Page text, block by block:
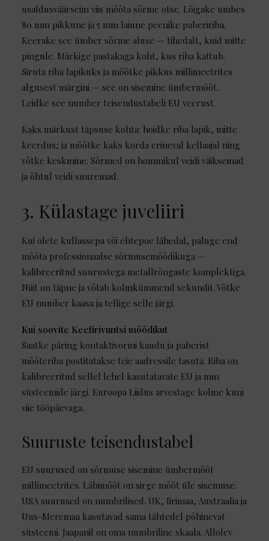
usaldusväärseim viis mõõta sõrme otse. Lõigake umbes
80 mm pikkune ja 5 mm laiune peenike pabeririba.
Keerake see ümber sõrme aluse — tihedalt, kuid mitte
pingule. Märkige pastakaga koht, kus riba kattub.
Siruta riba lapikuks ja mõõtke pikkus millimeetrites
algusest märgini — see on sisemine ümbermõõt.
Leidke see number teisendustabeli EU veerust.
Kaks märkust täpsuse kohta: hoidke riba lapik, mitte
keerdus; ja mõõtke kaks korda erineval kellaajal ning
võtke keskmine. Sõrmed on hommikul veidi väiksemad
ja õhtul veidi suuremad.
3. Külastage juveliiri
Kui olete kullassepa või ehtepoe lähedal, paluge end
mõõta professionaalse sõrmusemõõdikuga —
kalibreeritud suurustega metallrõngaste komplektiga.
Näit on täpne ja võtab kolmkümmend sekundit. Võtke
EU number kaasa ja tellige selle järgi.
Kui soovite Keefirivuntsi mõõdikut
Saatke päring kontaktivormi kaudu ja paberist
mõõteriba postitatakse teie aadressile tasuta. Riba on
kalibreeritud sellel lehel kasutatavate EU ja mm
süsteemide järgi. Euroopa Liidus arvestage kolme kuni
viie tööpäevaga.
Suuruste teisendustabel
EU suurused on sõrmuse sisemine ümbermõõt
millimeetrites. Läbimõõt on sirge mõõt üle sisemuse.
USA suurused on numbrilised. UK, Iirimaa, Austraalia ja
Uus-Meremaa kasutavad sama tähtedel põhinevat
süsteemi. Jaapanil on oma numbriline skaala. Allolev